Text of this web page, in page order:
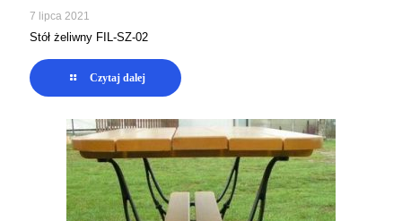
7 lipca 2021
Stół żeliwny FIL-SZ-02
Czytaj dalej